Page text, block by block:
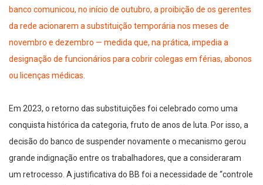
banco comunicou, no início de outubro, a proibição de os gerentes
da rede acionarem a substituição temporária nos meses de
novembro e dezembro — medida que, na prática, impedia a
designação de funcionários para cobrir colegas em férias, abonos
ou licenças médicas
Em 2023, o retorno das substituições foi celebrado como uma
conquista histórica da categoria, fruto de anos de luta. Por isso, a
decisão do banco de suspender novamente o mecanismo gerou
grande indignação entre os trabalhadores, que a consideraram
um retrocesso. A justificativa do BB foi a necessidade de “controle